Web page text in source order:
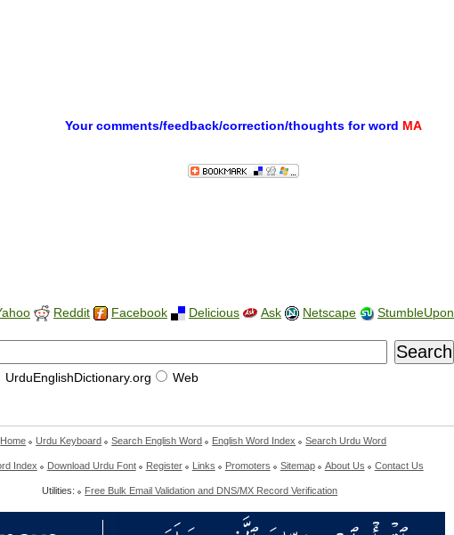
Your comments/feedback/correction/thoughts for word MA
Reddit Facebook Delicious Ask Netscape StumbleUpon
UrduEnglishDictionary.org Web
Home Urdu Keyboard Search English Word English Word Index Search Urdu Word
Index Download Urdu Font Register Links Promoters Sitemap About Us Contact Us
Utilities: Free Bulk Email Validation and DNS/MX Record Verification